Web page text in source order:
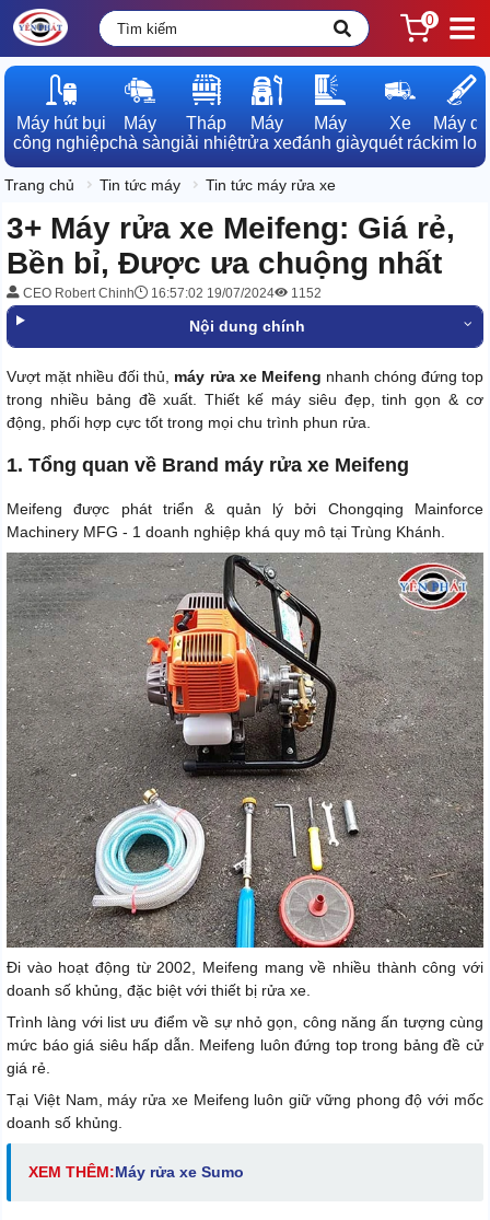
0
Máy hút bụi
công nghiệp
Máy
chà sàn
Tháp
giải nhiệt
Máy
rửa xe
Máy
đánh giày
Xe
quét rác
Máy dò
kim loại
Trang chủ Tin tức máy Tin tức máy rửa xe
3+ Máy rửa xe Meifeng: Giá rẻ,
Bền bỉ, Được ưa chuộng nhất
CEO Robert Chinh 16:57:02 19/07/2024 1152
Nội dung chính
Vượt mặt nhiều đối thủ, máy rửa xe Meifeng nhanh chóng đứng top
trong nhiều bảng đề xuất. Thiết kế máy siêu đẹp, tinh gọn & cơ
động, phối hợp cực tốt trong mọi chu trình phun rửa.
1. Tổng quan về Brand máy rửa xe Meifeng
Meifeng được phát triển & quản lý bởi Chongqing Mainforce
Machinery MFG - 1 doanh nghiệp khá quy mô tại Trùng Khánh.
Đi vào hoạt động từ 2002, Meifeng mang về nhiều thành công với
doanh số khủng, đặc biệt với thiết bị rửa xe.
Trình làng với list ưu điểm về sự nhỏ gọn, công năng ấn tượng cùng
mức báo giá siêu hấp dẫn. Meifeng luôn đứng top trong bảng đề cử
giá rẻ.
Tại Việt Nam, máy rửa xe Meifeng luôn giữ vững phong độ với mốc
doanh số khủng.
XEM THÊM:Máy rửa xe Sumo